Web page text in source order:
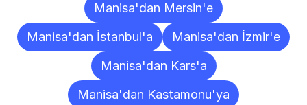
Manisa'dan Mersin'e
Manisa'dan İstanbul'a
Manisa'dan İzmir'e
Manisa'dan Kars'a
Manisa'dan Kastamonu'ya